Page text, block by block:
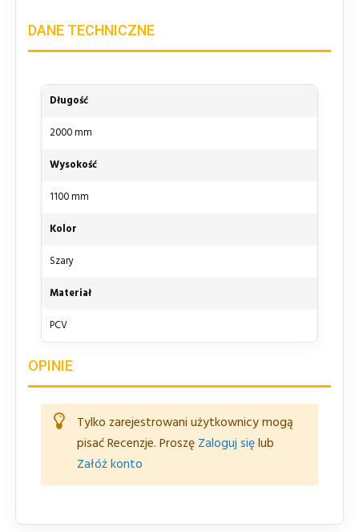
DANE TECHNICZNE
Długość
2000 mm
Wysokość
1100 mm
Kolor
Szary
Materiał
PCV
OPINIE
Tylko zarejestrowani użytkownicy mogą
pisać Recenzje. Proszę Zaloguj sięlub
Załóż konto